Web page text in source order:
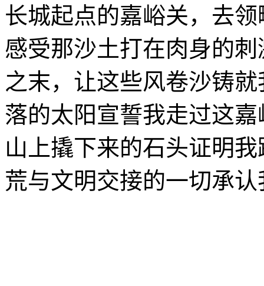
长城起点的嘉峪关，去
感受那沙土打在肉身的
之末，让这些风卷沙铸
落的太阳宣誓我走过这
山上撬下来的石头证明
荒与文明交接的一切承